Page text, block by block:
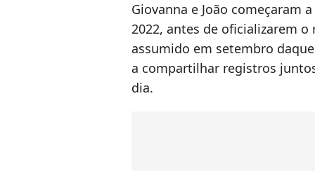
Giovanna e João começaram
2022, antes de oficializarem
assumido em setembro
a compartilhar registros
dia.